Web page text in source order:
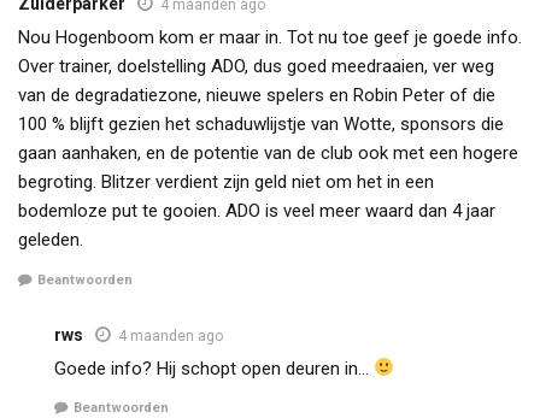
4 maanden ago
Nou Hogenboom kom er maar in. Tot nu toe geef je goede info.
Over trainer, doelstelling ADO, dus goed meedraaien, ver weg
van de degradatiezone, nieuwe spelers en Robin Peter of die
100 % blijft gezien het schaduwlijstje van Wotte, sponsors die
gaan aanhaken, en de potentie van de club ook met een hogere
begroting. Blitzer verdient zijn geld niet om het in een
bodemloze put te gooien. ADO is veel meer waard dan 4 jaar
geleden.
Beantwoorden
rws 4 maanden ago
Goede info? Hij schopt open deuren in…
Beantwoorden